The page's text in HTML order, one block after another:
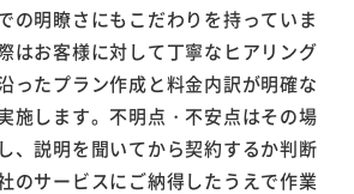
の明瞭さにもこだわりを持っていま
はお客様に対して丁寧なヒアリング
ったプラン作成と料金内訳が明確な
施します。不明点・不安点はその場
、説明を聞いてから契約するか判断
のサービスにご納得したうえで作業